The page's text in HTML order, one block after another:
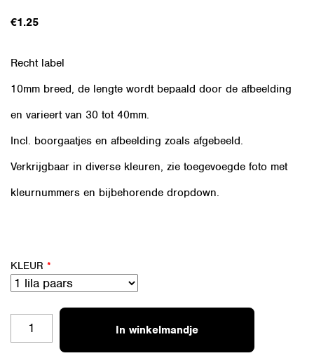
€1.25
Recht label
10mm breed, de lengte wordt bepaald door de afbeelding
en varieert van 30 tot 40mm.
Incl. boorgaatjes en afbeelding zoals afgebeeld.
Verkrijgbaar in diverse kleuren, zie toegevoegde foto met
kleurnummers en bijbehorende dropdown.
KLEUR *
In winkelmandje